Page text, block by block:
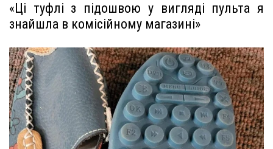
«Ці туфлі з підошвою у вигляді пульта я
знайшла в комісійному магазині»